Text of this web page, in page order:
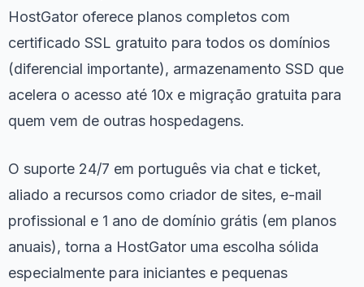
HostGator oferece planos completos com
certificado SSL gratuito para todos os domínios
(diferencial importante), armazenamento SSD que
acelera o acesso até 10x e migração gratuita para
quem vem de outras hospedagens.
O suporte 24/7 em português via chat e ticket,
aliado a recursos como criador de sites, e-mail
profissional e 1 ano de domínio grátis (em planos
anuais), torna a HostGator uma escolha sólida
especialmente para iniciantes e pequenas